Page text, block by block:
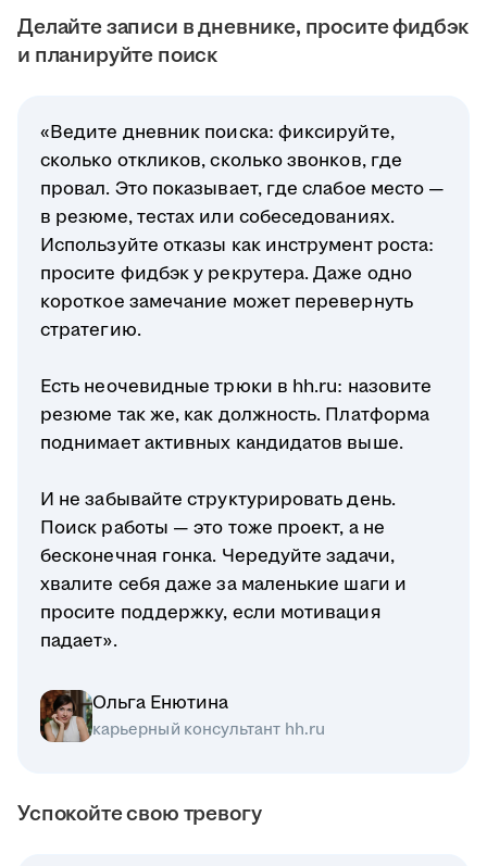
Делайте записи в дневнике, просите фидбэк
и планируйте поиск
«Ведите дневник поиска: фиксируйте,
сколько откликов, сколько звонков, где
провал. Это показывает, где слабое место —
в резюме, тестах или собеседованиях.
Используйте отказы как инструмент роста:
просите фидбэк у рекрутера. Даже одно
короткое замечание может перевернуть
стратегию.
Есть неочевидные трюки в hh.ru: назовите
резюме так же, как должность. Платформа
поднимает активных кандидатов выше.
И не забывайте структурировать день.
Поиск работы — это тоже проект, а не
бесконечная гонка. Чередуйте задачи,
хвалите себя даже за маленькие шаги и
просите поддержку, если мотивация
падает».
Ольга Енютина
карьерный консультант hh.ru
Успокойте свою тревогу